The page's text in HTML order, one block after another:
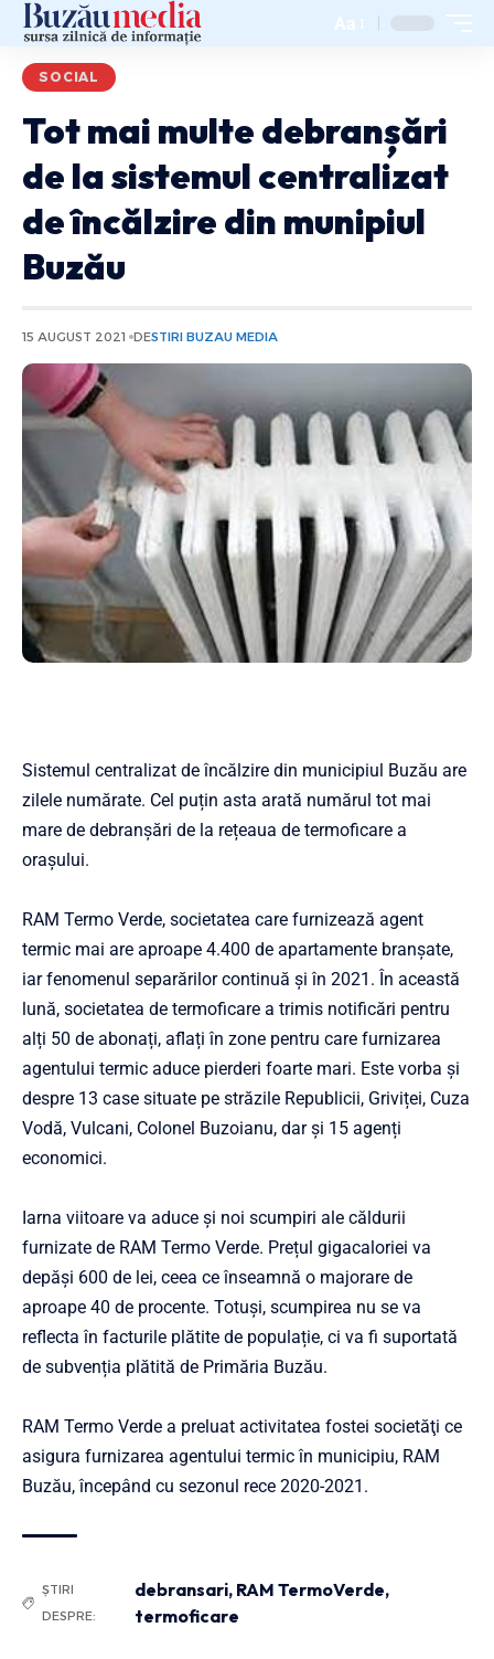
Aa
SOCIAL
Tot mai multe debranșări
de la sistemul centralizat
de încălzire din munipiul
Buzău
15 AUGUST 2021 DESTIRI BUZAU MEDIA
Sistemul centralizat de încălzire din municipiul Buzău are
zilele numărate. Cel puțin asta arată numărul tot mai
mare de debranșări de la rețeaua de termoficare a
orașului.
RAM Termo Verde, societatea care furnizează agent
termic mai are aproape 4.400 de apartamente branșate,
iar fenomenul separărilor continuă și în 2021. În această
lună, societatea de termoficare a trimis notificări pentru
alți 50 de abonați, aflați în zone pentru care furnizarea
agentului termic aduce pierderi foarte mari. Este vorba și
despre 13 case situate pe străzile Republicii, Griviței, Cuza
Vodă, Vulcani, Colonel Buzoianu, dar și 15 agenți
economici.
Iarna viitoare va aduce și noi scumpiri ale căldurii
furnizate de RAM Termo Verde. Prețul gigacaloriei va
depăși 600 de lei, ceea ce înseamnă o majorare de
aproape 40 de procente. Totuși, scumpirea nu se va
reflecta în facturile plătite de populație, ci va fi suportată
de subvenția plătită de Primăria Buzău.
RAM Termo Verde a preluat activitatea fostei societăţi ce
asigura furnizarea agentului termic în municipiu, RAM
Buzău, începând cu sezonul rece 2020-2021.
ȘTIRI
DESPRE:
debransari, RAM TermoVerde,
termoficare